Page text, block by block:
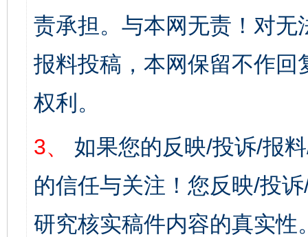
责承担。与本网无责！对
报料投稿，本网保留不作
权利。
3、
如果您的反映/投诉/报
的信任与关注！您反映/投
研究核实稿件内容的真实